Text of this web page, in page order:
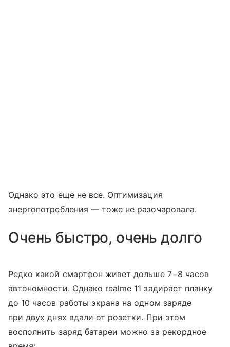
Однако это еще не все. Оптимизация
энергопотребления — тоже не разочаровала.
Очень быстро, очень долго
Редко какой смартфон живет дольше 7−8 часов
автономности. Однако realme 11 задирает планку
до 10 часов работы экрана на одном заряде
при двух днях вдали от розетки. При этом
восполнить заряд батареи можно за рекордное